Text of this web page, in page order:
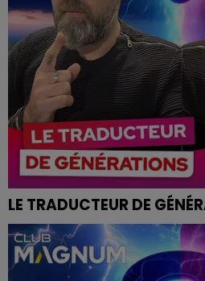
LE TRADUCTEUR DE
PRENDRE LA MOUCHE